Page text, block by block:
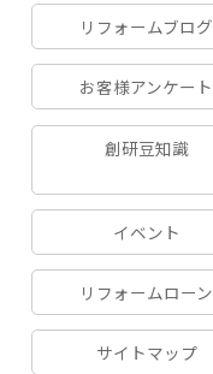
リフォームブログ
お客様アンケート
創研豆知識
イベント
リフォームローン
サイトマップ